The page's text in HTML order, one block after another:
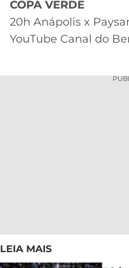
COPA VERDE
20h Anápolis x
YouTube Canal do
LEIA MAIS